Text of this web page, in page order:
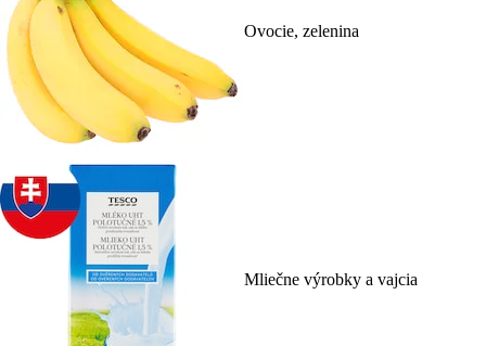
Ovocie, zelenina
Mliečne výrobky a vajcia